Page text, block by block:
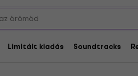
Limitált kiadás Soundtracks